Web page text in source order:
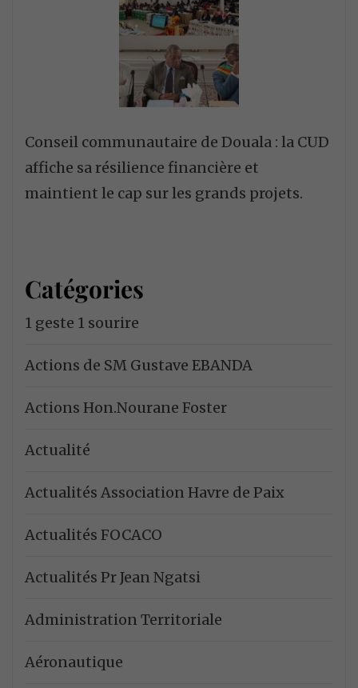
Conseil communautaire de Douala : la CUD
affiche sa résilience financière et
maintient le cap sur les grands projets.
Catégories
1 geste 1 sourire
Actions de SM Gustave EBANDA
Actions Hon.Nourane Foster
Actualité
Actualités Association Havre de Paix
Actualités FOCACO
Actualités Pr Jean Ngatsi
Administration Territoriale
Aéronautique